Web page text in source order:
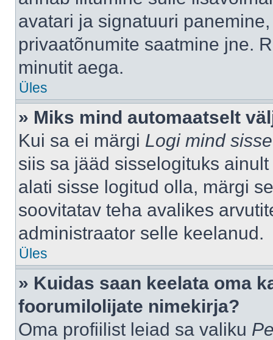
avatari ja signatuuri
privaatõnumite saatmine jne.
minutit aega.
Üles
» Miks mind automaatselt
Kui sa ei märgi Logi mind
siis sa jääd sisselogituks
alati sisse logitud olla, märgi
soovitatav teha avalikes
administraator selle keelanud.
Üles
» Kuidas saan keelata oma
foorumilolijate nimekirja?
Oma profiilist leiad sa valiku